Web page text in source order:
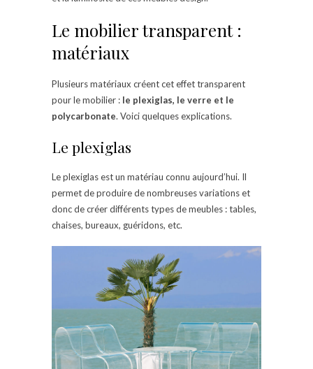
Le mobilier transparent :
matériaux
Plusieurs matériaux créent cet effet transparent
pour le mobilier : le plexiglas, le verre et le
polycarbonate. Voici quelques explications.
Le plexiglas
Le plexiglas est un matériau connu aujourd’hui. Il
permet de produire de nombreuses variations et
donc de créer différents types de meubles : tables,
chaises, bureaux, guéridons, etc.